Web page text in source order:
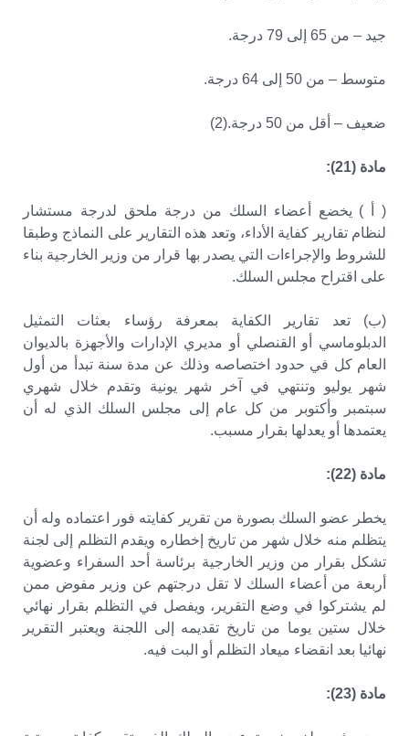
جيد – من 65 إلى 79 درجة.
متوسط – من 50 إلى 64 درجة.
ضعيف – أقل من 50 درجة.(2)
مادة (21):
( أ ) يخضع أعضاء السلك من درجة ملحق لدرجة مستشار
لنظام تقارير كفاية الأداء، وتعد هذه التقارير على النماذج وطبقا
للشروط والإجراءات التي يصدر بها قرار من وزير الخارجية بناء
على اقتراح مجلس السلك.
(ب) تعد تقارير الكفاية بمعرفة رؤساء بعثات التمثيل
الدبلوماسي أو القنصلي أو مديري الإدارات والأجهزة بالديوان
العام كل في حدود اختصاصه وذلك عن مدة سنة تبدأ من أول
شهر يوليو وتنتهي في آخر شهر يونية وتقدم خلال شهري
سبتمبر وأكتوبر من كل عام إلى مجلس السلك الذي له أن
يعتمدها أو يعدلها بقرار مسبب.
مادة (22):
يخطر عضو السلك بصورة من تقرير كفايته فور اعتماده وله أن
يتظلم منه خلال شهر من تاريخ إخطاره ويقدم التظلم إلى لجنة
تشكل بقرار من وزير الخارجية برئاسة أحد السفراء وعضوية
أربعة من أعضاء السلك لا تقل درجتهم عن وزير مفوض ممن
لم يشتركوا في وضع التقرير، ويفصل في التظلم بقرار نهائي
خلال ستين يوما من تاريخ تقديمه إلى اللجنة ويعتبر التقرير
نهائيا بعد انقضاء ميعاد التظلم أو البت فيه.
مادة (23):